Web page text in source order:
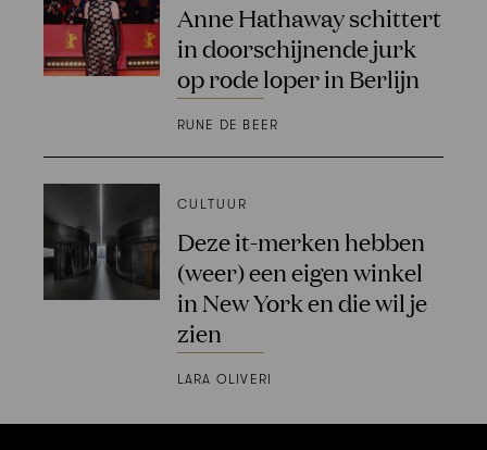
Anne Hathaway schittert
in doorschijnende jurk
op rode loper in Berlijn
RUNE DE BEER
CULTUUR
Deze it-merken hebben
(weer) een eigen winkel
in New York en die wil je
zien
LARA OLIVERI